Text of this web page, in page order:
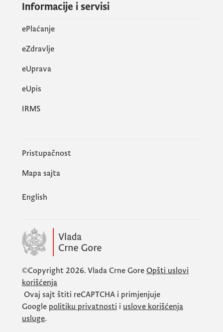
Informacije i servisi
ePlaćanje
eZdravlje
eUprava
еUpis
IRMS
Pristupačnost
Mapa sajta
English
©Copyright 2026. Vlada Crne Gore Opšti uslovi
korišćenja
Ovaj sajt štiti reCAPTCHA i primjenjuje
Google politiku privatnosti i uslove korišćenja
usluge.